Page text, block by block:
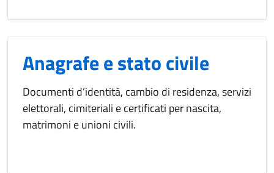
Anagrafe e stato civile
Documenti d’identità, cambio di residenza, servizi
elettorali, cimiteriali e certificati per nascita,
matrimoni e unioni civili.